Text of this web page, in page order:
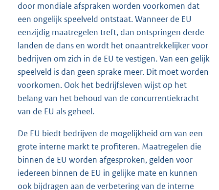
door mondiale afspraken worden voorkomen dat
een ongelijk speelveld ontstaat. Wanneer de EU
eenzijdig maatregelen treft, dan ontspringen derde
landen de dans en wordt het onaantrekkelijker voor
bedrijven om zich in de EU te vestigen. Van een gelijk
speelveld is dan geen sprake meer. Dit moet worden
voorkomen. Ook het bedrijfsleven wijst op het
belang van het behoud van de concurrentiekracht
van de EU als geheel.
De EU biedt bedrijven de mogelijkheid om van een
grote interne markt te profiteren. Maatregelen die
binnen de EU worden afgesproken, gelden voor
iedereen binnen de EU in gelijke mate en kunnen
ook bijdragen aan de verbetering van de interne